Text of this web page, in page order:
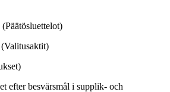
(Päätösluettelot)
efter besvärsmål i supplik- och